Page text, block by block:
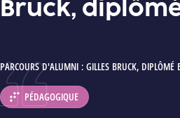
Bruck,
AUTEUR :
PARCOURS D'ALUMNI : GILLES BRUCK, DIPLÔMÉ
DÉPARTEMENT :
PÉDAGOGIQUE